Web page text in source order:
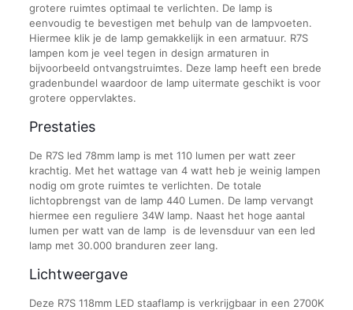
grotere ruimtes optimaal te verlichten. De lamp is
eenvoudig te bevestigen met behulp van de lampvoeten.
Hiermee klik je de lamp gemakkelijk in een armatuur. R7S
lampen kom je veel tegen in design armaturen in
bijvoorbeeld ontvangstruimtes. Deze lamp heeft een brede
gradenbundel waardoor de lamp uitermate geschikt is voor
grotere oppervlaktes.
Prestaties
De R7S led 78mm lamp is met 110 lumen per watt zeer
krachtig. Met het wattage van 4 watt heb je weinig lampen
nodig om grote ruimtes te verlichten. De totale
lichtopbrengst van de lamp 440 Lumen. De lamp vervangt
hiermee een reguliere 34W lamp. Naast het hoge aantal
lumen per watt van de lamp is de levensduur van een led
lamp met 30.000 branduren zeer lang.
Lichtweergave
Deze R7S 118mm LED staaflamp is verkrijgbaar in een 2700K